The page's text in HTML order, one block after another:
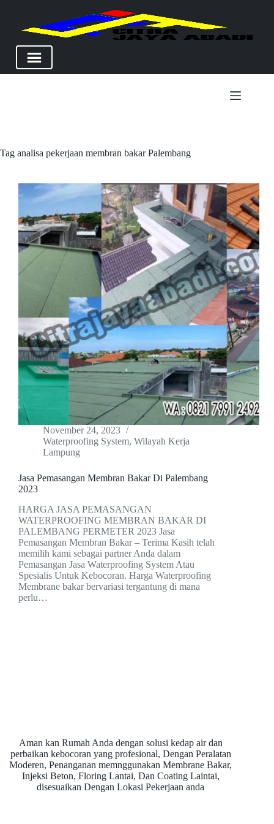
Tag analisa pekerjaan membran bakar Palembang
November 24, 2023
Waterproofing System, Wilayah Kerja
Lampung
Jasa Pemasangan Membran Bakar Di Palembang
2023
HARGA JASA PEMASANGAN
WATERPROOFING MEMBRAN BAKAR DI
PALEMBANG PERMETER 2023 Jasa
Pemasangan Membran Bakar – Terima Kasih telah
memilih kami sebagai partner Anda dalam
Pemasangan Jasa Waterproofing System Atau
Spesialis Untuk Kebocoran. Harga Waterproofing
Membrane bakar bervariasi tergantung di mana
perlu…
Aman kan Rumah Anda dengan solusi kedap air dan
perbaikan kebocoran yang profesional, Dengan Peralatan
Moderen, Penanganan memnggunakan Membrane Bakar,
Injeksi Beton, Floring Lantai, Dan Coating Laintai,
disesuaikan Dengan Lokasi Pekerjaan anda